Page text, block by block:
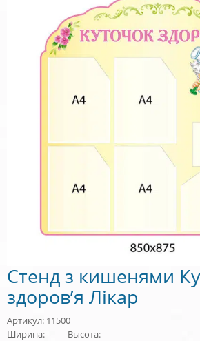
Стенд з кишенями
здоров’я Лікар
Артикул: 11500
Ширина:
Высота: